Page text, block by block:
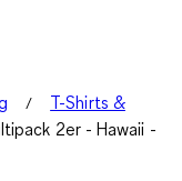
T-Shirts &
2er - Hawaii -